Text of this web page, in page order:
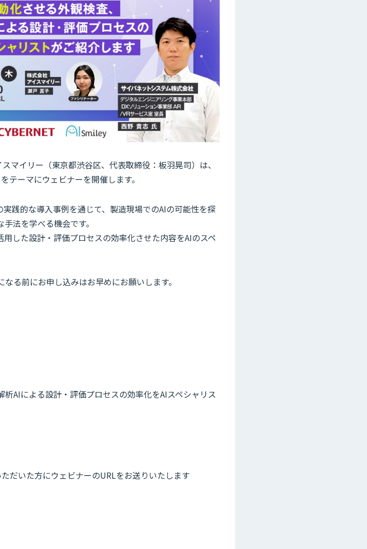
マイリー（東京都渋谷区、代表取締役：板羽晃司）は、
ーマにウェビナーを開催します。
践的な導入事例を通じて、製造現場でのAIの可能性を探
法を学べる機会です。
した設計・評価プロセスの効率化させた内容をAIのスペ
る前にお申し込みはお早めにお願いします。
AIによる設計・評価プロセスの効率化をAIスペシャリス
いた方にウェビナーのURLをお送りいたします